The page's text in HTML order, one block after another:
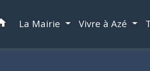
La Mairie Vivre à Azé